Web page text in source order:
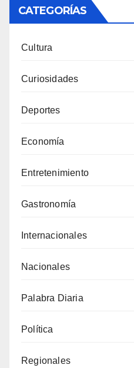
CATEGORÍAS
Cultura
Curiosidades
Deportes
Economía
Entretenimiento
Gastronomía
Internacionales
Nacionales
Palabra Diaria
Política
Regionales